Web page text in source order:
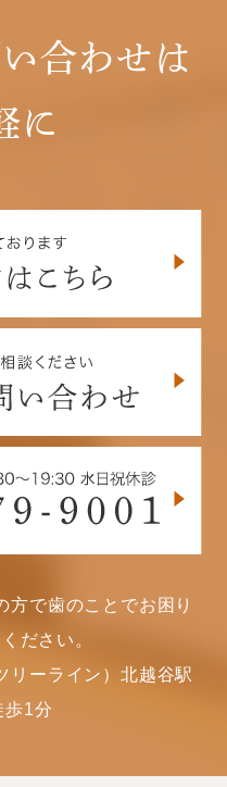
合わせは
に
方で歯のことでお困り
ださい。
リーライン）北越谷駅
歩1分